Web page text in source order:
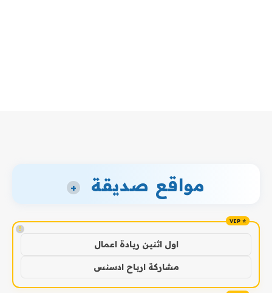
مواقع صديقة +
!
اول اثنين ريادة اعمال
مشاركة ارباح ادسنس